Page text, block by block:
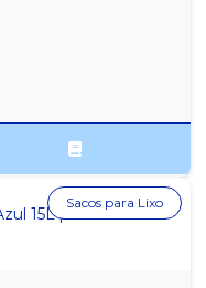
Sacos para Lixo